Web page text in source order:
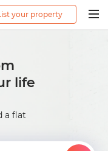
your property
life
a flat